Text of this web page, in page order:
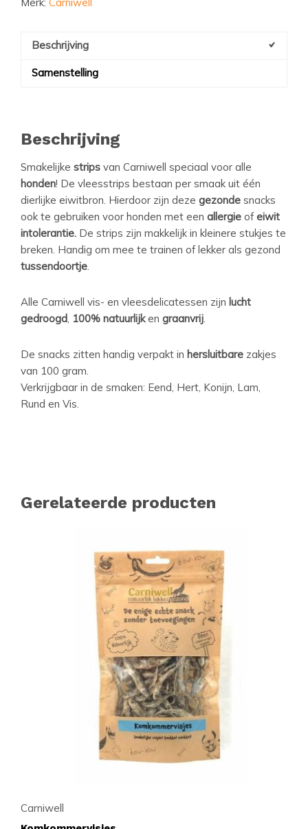
Beschrijving
Samenstelling
Beschrijving
Smakelijke strips van Carniwell speciaal voor alle
honden! De vleesstrips bestaan per smaak uit één
dierlijke eiwitbron. Hierdoor zijn deze gezonde snacks
ook te gebruiken voor honden met een allergie ofeiwit
intolerantie. De strips zijn makkelijk in kleinere stukjes te
breken. Handig om mee te trainen of lekker als gezond
tussendoortje.
Alle Carniwell vis- en vleesdelicatessen zijn lucht
gedroogd, 100% natuurlijken graanvrij.
De snacks zitten handig verpakt in hersluitbare zakjes
van 100 gram.
Verkrijgbaar in de smaken: Eend, Hert, Konijn, Lam,
Rund en Vis.
Gerelateerde producten
Carniwell